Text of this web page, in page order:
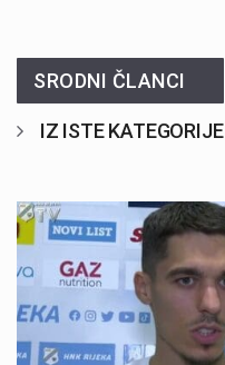
SRODNI ČLANCI
IZ ISTE KATEGORIJE